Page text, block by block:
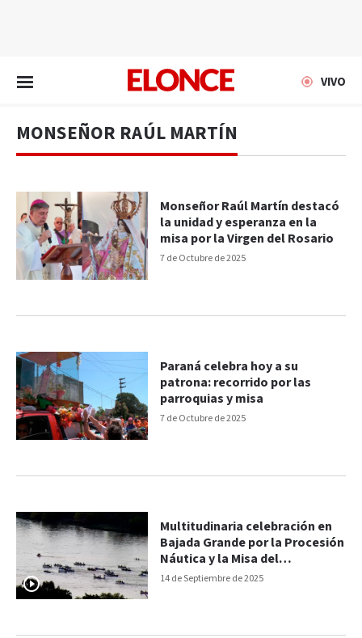
VIVO
MONSEÑOR RAÚL MARTÍN
7 de Octubre de 2025
Monseñor Raúl Martín destacó
la unidad y esperanza en la
misa por la Virgen del Rosario
7 de Octubre de 2025
Paraná celebra hoy a su
patrona: recorrido por las
parroquias y misa
14 de Septiembre de 2025
Multitudinaria celebración en
Bajada Grande por la Procesión
Náutica y la Misa del
Inmaculado Corazón de María